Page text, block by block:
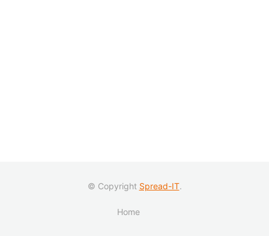
© Copyright Spread-IT.
Home